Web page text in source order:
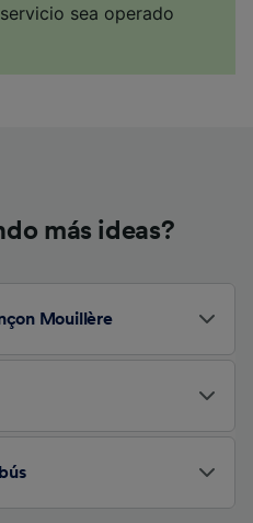
sea operado
más ideas?
Mouillère